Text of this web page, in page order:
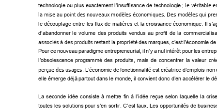
technologie ou plus exactement l’insuffisance de technologie ; le véritable
la mise au point des nouveaux modèles économiques. Des modèles qui
le découplage entre les flux de matières et la croissance économique. Il
d’abandonner le volume des produits vendus au profit de la
associés àdes produits restantla propriété des marques, c’est l’économie
Pour ce nouveau paradigme entrepreneurial , il n’y a nul intérêt pour les
l’obsolescence programmé des produits, mais de concentrer la valeur
perçue des usages. L’économie de fonctionnalité est créatrice d’emplois non
elle émerge déjà partout dans le monde, il convient donc d’en accélérer le
La seconde idée consiste à mettre fin à l’idée reçue selon laquelle la
toutes les solutions pour s’en sortir. C’est faux. Les opportunités de